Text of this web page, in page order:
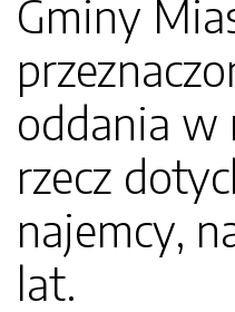
Gminy
oddania w
rzecz
najemcy,
lat.